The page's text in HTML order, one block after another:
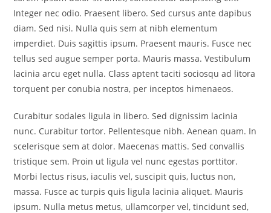
Integer nec odio. Praesent libero. Sed cursus ante dapibus
diam. Sed nisi. Nulla quis sem at nibh elementum
imperdiet. Duis sagittis ipsum. Praesent mauris. Fusce nec
tellus sed augue semper porta. Mauris massa. Vestibulum
lacinia arcu eget nulla. Class aptent taciti sociosqu ad litora
torquent per conubia nostra, per inceptos himenaeos.
Curabitur sodales ligula in libero. Sed dignissim lacinia
nunc. Curabitur tortor. Pellentesque nibh. Aenean quam. In
scelerisque sem at dolor. Maecenas mattis. Sed convallis
tristique sem. Proin ut ligula vel nunc egestas porttitor.
Morbi lectus risus, iaculis vel, suscipit quis, luctus non,
massa. Fusce ac turpis quis ligula lacinia aliquet. Mauris
ipsum. Nulla metus metus, ullamcorper vel, tincidunt sed,